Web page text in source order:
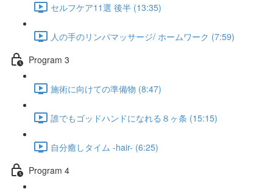
セルフケア11選 後半 (13:35)
人の手のリンパマッサージ/ ホームワーク (7:59)
Program 3
施術に向けての準備物 (8:47)
誰でもゴッドハンドになれる８ヶ条 (15:15)
自分癒しタイム -hair- (6:25)
Program 4